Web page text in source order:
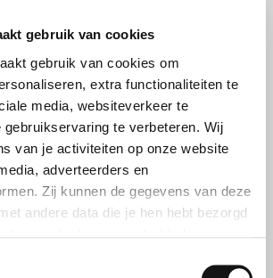
gebruik van cookies
gebruik van cookies om
extra functionaliteiten te
media, websiteverkeer te
gebruikservaring te verbeteren. Wij
van je activiteiten op onze website
adverteerders en
Zij kunnen de gegevens van deze
andere data die je hen hebt bezorgd